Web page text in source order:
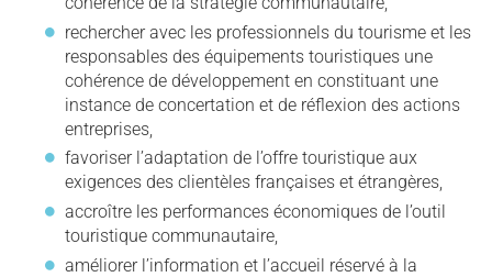
rechercher avec les professionnels du tourisme et les
responsables des équipements touristiques une
cohérence de développement en constituant une
instance de concertation et de réflexion des actions
entreprises,
favoriser l’adaptation de l’offre touristique aux
exigences des clientèles françaises et étrangères,
accroître les performances économiques de l’outil
touristique communautaire,
améliorer l’information et l’accueil réservé à la